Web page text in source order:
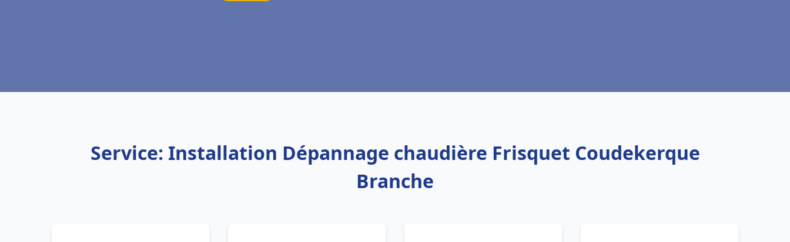
Service: Installation Dépannage chaudière Frisquet Coudekerque
Branche